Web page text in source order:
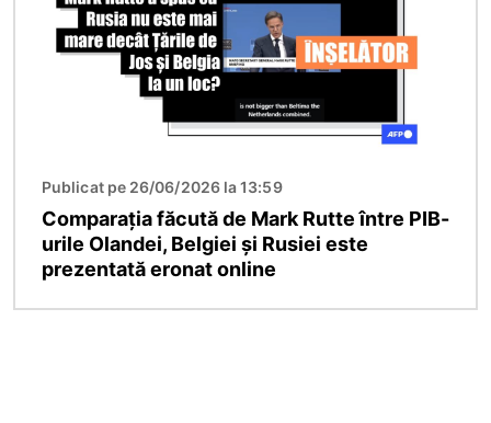
Publicat pe 26/06/2026 la 13:59
Comparația făcută de Mark Rutte între PIB-
urile Olandei, Belgiei și Rusiei este
prezentată eronat online